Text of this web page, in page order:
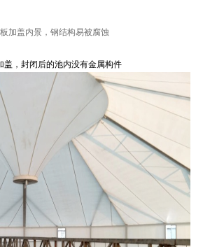
加盖内景，钢结构易被腐蚀
盖，封闭后的池内没有金属构件